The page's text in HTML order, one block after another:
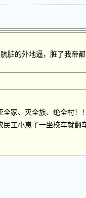
脏的外地逼，脏了我帝
全家、灭全族、绝全村！
工小崽子一坐校车就翻